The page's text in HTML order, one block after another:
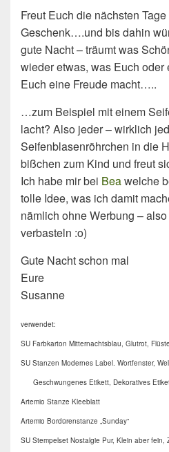
Freut Euch die nächsten
Geschenk….und bis dahin
gute Nacht – träumt was
wieder etwas, was Euch
Euch eine Freude macht…..
…zum Beispiel mit einem
lacht? Also jeder – wirklich
Seifenblasenröhrchen in die
bißchen zum Kind und freut
Ich habe mir bei Beawelche
tolle Idee, was ich damit
nämlich ohne Werbung –
verbasteln :o)
Gute Nacht schon mal
Eure
Susanne
verwendet:
SU Farbkarton Mitternachtsblau, Glutrot,
SU Stanzen Modernes Label. Wortfenster,
Geschwungenes Etikett, Dekoratives
Artemio Stanze Kleeblatt
Artemio Bordürenstanze „Sunday“
SU Stempelset Nostalgie Pur, Klein aber fein,